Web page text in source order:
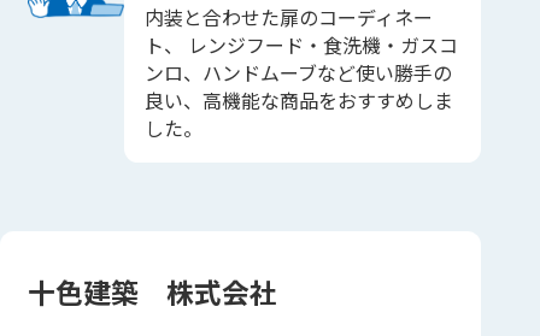
内装と合わせた扉のコーディネー
ト、 レンジフード・食洗機・ガスコ
ンロ、ハンドムーブなど使い勝手の
良い、高機能な商品をおすすめしま
した。
十色建築 株式会社